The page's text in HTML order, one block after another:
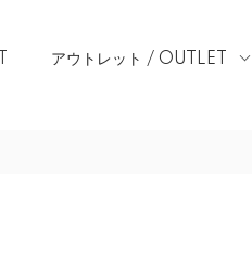
アウトレット / OUTLET